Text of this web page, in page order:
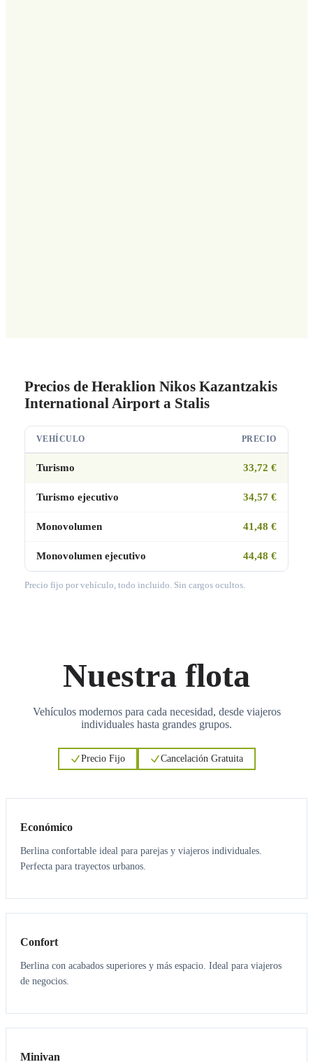
Precios de Heraklion Nikos Kazantzakis
International Airport a Stalis
VEHÍCULO PRECIO
Turismo 33,72 €
Turismo ejecutivo 34,57 €
Monovolumen 41,48 €
Monovolumen ejecutivo 44,48 €
Precio fijo por vehículo, todo incluido. Sin cargos ocultos.
Nuestra flota
Vehículos modernos para cada necesidad, desde viajeros
individuales hasta grandes grupos.
Precio Fijo Cancelación Gratuita
Económico
Berlina confortable ideal para parejas y viajeros individuales.
Perfecta para trayectos urbanos.
3 3
Confort
Berlina con acabados superiores y más espacio. Ideal para viajeros
de negocios.
6 5
Minivan